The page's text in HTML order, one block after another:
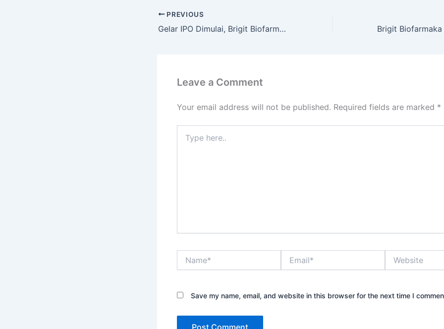
PREVIOUS
Gelar IPO Dimulai, Brigit Biofarmaka (OBAT) Kantongi Hak Paten Produk
Leave a Comment
Your email address will not be published. Required fields are marked *
here..
Save my name, email, and website in this browser for the next time I